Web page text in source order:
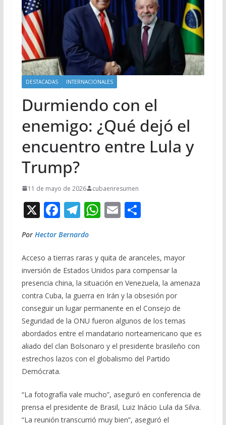
DESTACADAS INTERNACIONALES
Durmiendo con el
enemigo: ¿Qué dejó el
encuentro entre Lula y
Trump?
11 de mayo de 2026 cubaenresumen
X F
e
b
o
o
k
T
el
e
gr
a
m
W
s
A
p
p
E
l
C
p
ar
ti
r
Por Hector Bernardo
Acceso a tierras raras y quita de aranceles, mayor
inversión de Estados Unidos para compensar la
presencia china, la situación en Venezuela, la amenaza
contra Cuba, la guerra en Irán y la obsesión por
conseguir un lugar permanente en el Consejo de
Seguridad de la ONU fueron algunos de los temas
abordados entre el mandatario norteamericano que es
aliado del clan Bolsonaro y el presidente brasileño con
estrechos lazos con el globalismo del Partido
Demócrata.
“La fotografía vale mucho”, aseguró en conferencia de
prensa el presidente de Brasil, Luiz Inácio Lula da Silva.
“La reunión transcurrió muy bien”, aseguró el